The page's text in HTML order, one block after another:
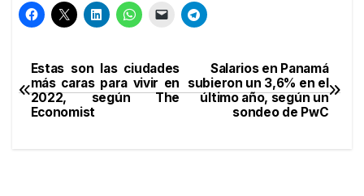
Navegación
de
Salarios en Panamá
subieron un 3,6% en el
último año, según un
sondeo de PwC
Estas son las ciudades
más caras para vivir en
2022, según The
Economist